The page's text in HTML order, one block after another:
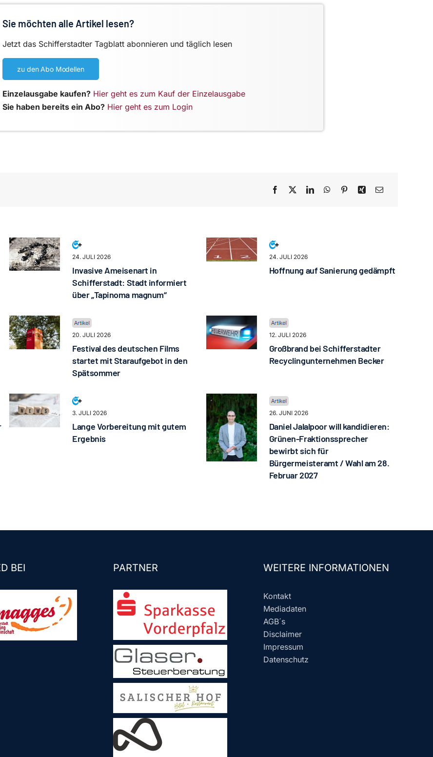
Sie möchten alle Artikel lesen?
Jetzt das Schifferstadter Tagblatt abonnieren und täglich lesen
zu den Abo Modellen
Einzelausgabe kaufen? Hier geht es zum Kauf der Einzelausgabe
Sie haben bereits ein Abo? Hier geht es zum Login
24. JULI 2026
Invasive Ameisenart in
Schifferstadt: Stadt informiert
über „Tapinoma magnum“
24. JULI 2026
Hoffnung auf Sanierung gedämpft
20. JULI 2026
Festival des deutschen Films
startet mit Staraufgebot in den
Spätsommer
12. JULI 2026
Großbrand bei Schifferstadter
Recyclingunternehmen Becker
3. JULI 2026
Lange Vorbereitung mit gutem
Ergebnis
26. JUNI 2026
Daniel Jalalpoor will kandidieren:
Grünen-Fraktionssprecher
bewirbt sich für
Bürgermeisteramt / Wahl am 28.
Februar 2027
BEI PARTNER WEITERE INFORMATIONEN
Kontakt
Mediadaten
AGB´s
Disclaimer
Impressum
Datenschutz